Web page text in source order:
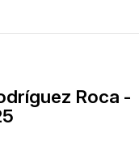
Roca -